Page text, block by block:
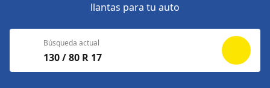
llantas para tu auto
Búsqueda actual
130 / 80 R 17